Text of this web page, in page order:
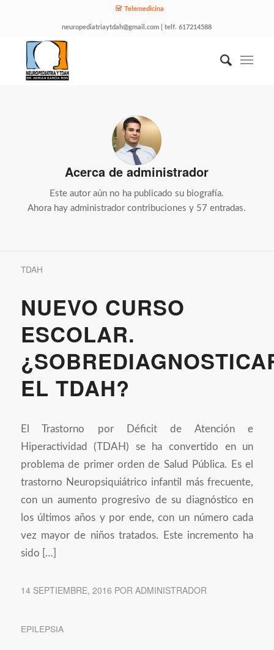
Telemedicina
neuropediatriaytdah@gmail.com | telf. 617214588
Acerca deadministrador
Este autor aún no ha publicado su biografía.
Ahora hayadministradorcontribuciones y 57 entradas.
TDAH
NUEVO CURSO
ESCOLAR.
EL TDAH?
El Trastorno por Déficit de Atención e
Hiperactividad (TDAH) se ha convertido en un
problema de primer orden de Salud Pública. Es el
trastorno Neuropsiquiátrico infantil más frecuente,
con un aumento progresivo de su diagnóstico en
los últimos años y por ende, con un número cada
vez mayor de niños tratados. Este incremento ha
sido […]
14 SEPTIEMBRE, 2016 POR ADMINISTRADOR
EPILEPSIA